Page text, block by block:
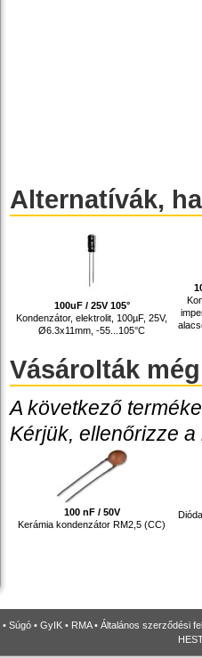
Alternatívák,
100uF / 25V 105°
Kondenzátor, elektrolit, 100µF, 25V,
Ø6.3x11mm, -55...105°C
Vásárolták még
A következő
Kérjük, ellenőrizze
100 nF / 50V
Kerámia kondenzátor RM2,5 (CC)
• Súgó • GyIK • RMA• Általános szerződési